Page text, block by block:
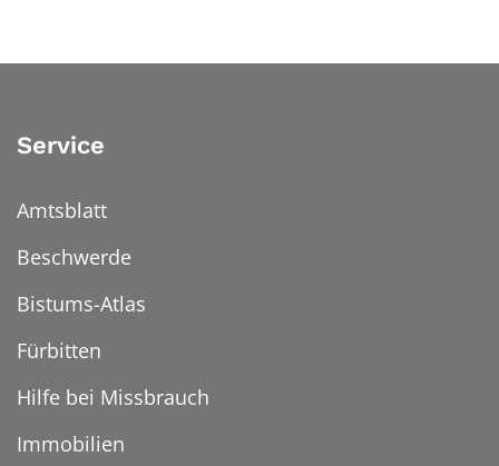
Service
Amtsblatt
Beschwerde
Bistums-Atlas
Fürbitten
Hilfe bei Missbrauch
Immobilien